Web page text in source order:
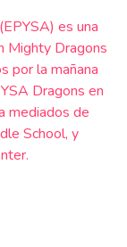
es una
Mighty Dragons
por la mañana
Dragons en
mediados de
School, y